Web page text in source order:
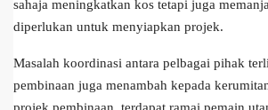
sahaja meningkatkan kos tetapi juga
diperlukan untuk menyiapkan projek.
Masalah koordinasi antara pelbagai pihak
pembinaan juga menambah kepada